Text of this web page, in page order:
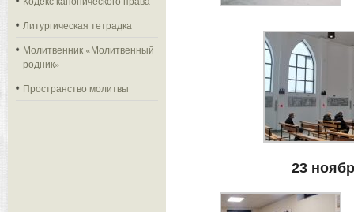
Литургическая тетрадка
Молитвенник «Молитвенный
родник»
Пространство молитвы
23